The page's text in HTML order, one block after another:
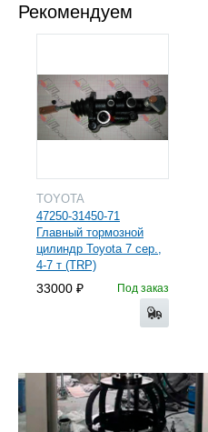
Рекомендуем
TOYOTA
47250-31450-71
Главный тормозной
цилиндр Toyota 7 сер.,
4-7 т (TRP)
33000 Под заказ